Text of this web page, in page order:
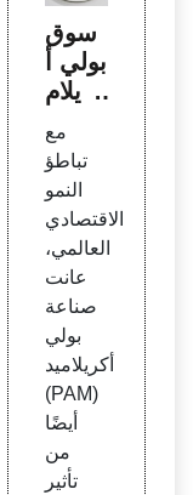
سوق
بولي أ
كريلام
العالم
ي - تق
ارير ال
سوق
العالم
ية
مع
تباطؤ
النمو
الاقتصادي
العالمي،
عانت
صناعة
بولي
أكريلاميد
(PAM)
أيضًا
من
تأثير